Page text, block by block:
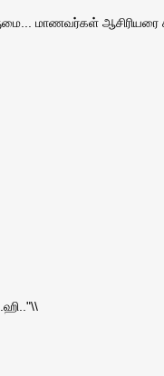
மாணவர்கள்